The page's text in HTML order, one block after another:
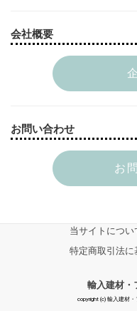
会社概要
お問い合わせ
お
当サイトについ
特定商取引法に
輸入建材・
copyright (c) 輸入建材